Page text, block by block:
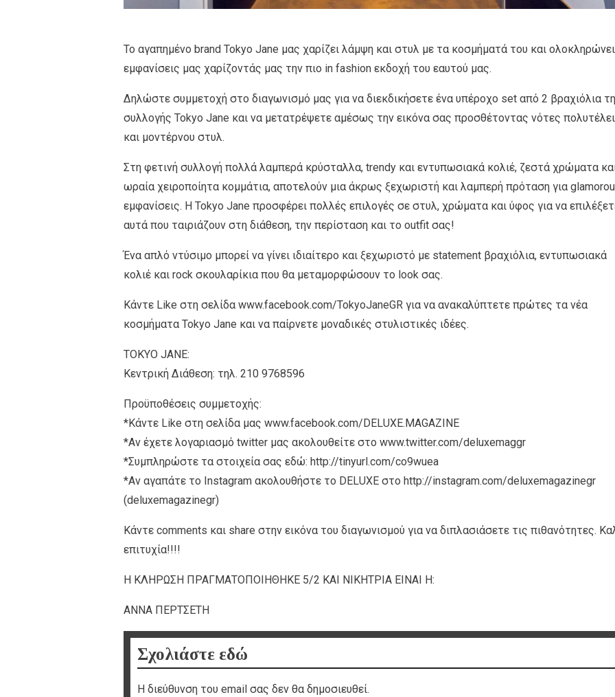
Το αγαπημένο brand Tokyo Jane μας χαρίζει λάμψη και στυλ με τα κοσμήματά του και
εμφανίσεις μας χαρίζοντάς μας την πιο in fashion εκδοχή του εαυτού μας.
Δηλώστε συμμετοχή στο διαγωνισμό μας για να διεκδικήσετε ένα υπέροχο set από 2 βραχιόλια
συλλογής Tokyo Jane και να μετατρέψετε αμέσως την εικόνα σας προσθέτοντας νότες
και μοντέρνου στυλ.
Στη φετινή συλλογή πολλά λαμπερά κρύσταλλα, trendy και εντυπωσιακά κολιέ, ζεστά χρώματα
ωραία χειροποίητα κομμάτια, αποτελούν μια άκρως ξεχωριστή και λαμπερή πρόταση για
εμφανίσεις. Η Tokyo Jane προσφέρει πολλές επιλογές σε στυλ, χρώματα και ύφος για να
αυτά που ταιριάζουν στη διάθεση, την περίσταση και το outfit σας!
Ένα απλό ντύσιμο μπορεί να γίνει ιδιαίτερο και ξεχωριστό με statement βραχιόλια, εντυπωσιακά
κολιέ και rock σκουλαρίκια που θα μεταμορφώσουν το look σας.
Κάντε Like στη σελίδα www.facebook.com/TokyoJaneGR για να ανακαλύπτετε πρώτες τα νέα
κοσμήματα Tokyo Jane και να παίρνετε μοναδικές στυλιστικές ιδέες.
TOKYO JANE:
Kεντρική Διάθεση: τηλ. 210 9768596
Προϋποθέσεις συμμετοχής:
*Κάντε Like στη σελίδα μας www.facebook.com/DELUXE.MAGAZINE
*Αν έχετε λογαριασμό twitter μας ακολουθείτε στο www.twitter.com/deluxemaggr
*Συμπληρώστε τα στοιχεία σας εδώ: http://tinyurl.com/co9wuea
*Αν αγαπάτε το Instagram ακολουθήστε το DELUXE στο http://instagram.com/deluxemagazinegr
(deluxemagazinegr)
Κάντε comments και share στην εικόνα του διαγωνισμού για να διπλασιάσετε τις πιθανότητες.
επιτυχία!!!!
Η ΚΛΗΡΩΣΗ ΠΡΑΓΜΑΤΟΠΟΙΗΘΗΚΕ 5/2 ΚΑΙ ΝΙΚΗΤΡΙΑ ΕΙΝΑΙ Η:
ΑΝΝΑ ΠΕΡΤΣΕΤΗ
Σχολιάστε εδώ
Η διεύθυνση του email σας δεν θα δημοσιευθεί.